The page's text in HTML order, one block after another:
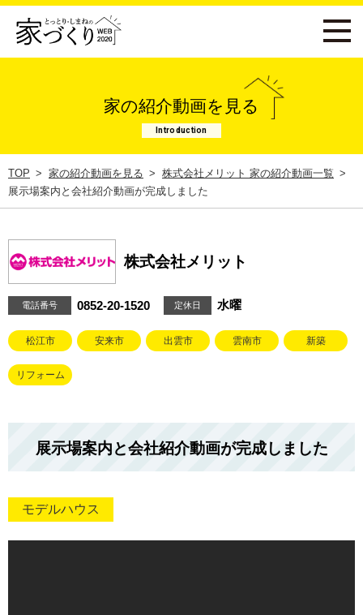
家の紹介動画を見る
Introduction
TOP 家の紹介動画を見る
株式会社メリット 家の紹介動画一覧
展示場案内と会社紹介動画が完成しました
株式会社メリット
電話番号 0852-20-1520 定休日 水曜
松江市 安来市 出雲市 雲南市 新築
リフォーム
展示場案内と会社紹介動画が完成しました
モデルハウス